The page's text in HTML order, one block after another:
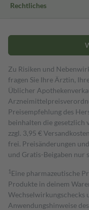
Rechtliches
Zu Risiken und
fragen Sie Ihre Ärztin,
Üblicher
Preisempfehlung des
beinhalten die gesetzlich
zzgl. 3,95 €
frei. Preisänderungen
und Gratis-Beigaben nur
1 Eine pharmazeutische
Produkte in deinem
Wechselwirkungschecks
Anwendungshinweise